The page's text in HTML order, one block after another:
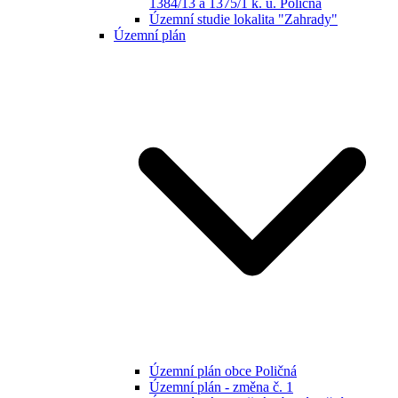
Územní studie lokalita "Zahrady"
Územní plán
Územní plán obce Poličná
Územní plán - změna č. 1